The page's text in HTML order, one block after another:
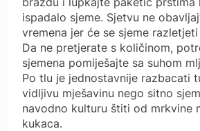
ispadalo sjeme. Sjetvu ne
vremena jer će se sjeme
Da ne pretjerate s količinom,
sjemena pomiješajte sa suhom
Po tlu je jednostavnije razbacati
vidljivu mješavinu nego sitno
navodno kulturu štiti od mrkvine
kukaca.